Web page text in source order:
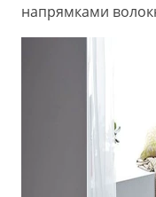
напрямками